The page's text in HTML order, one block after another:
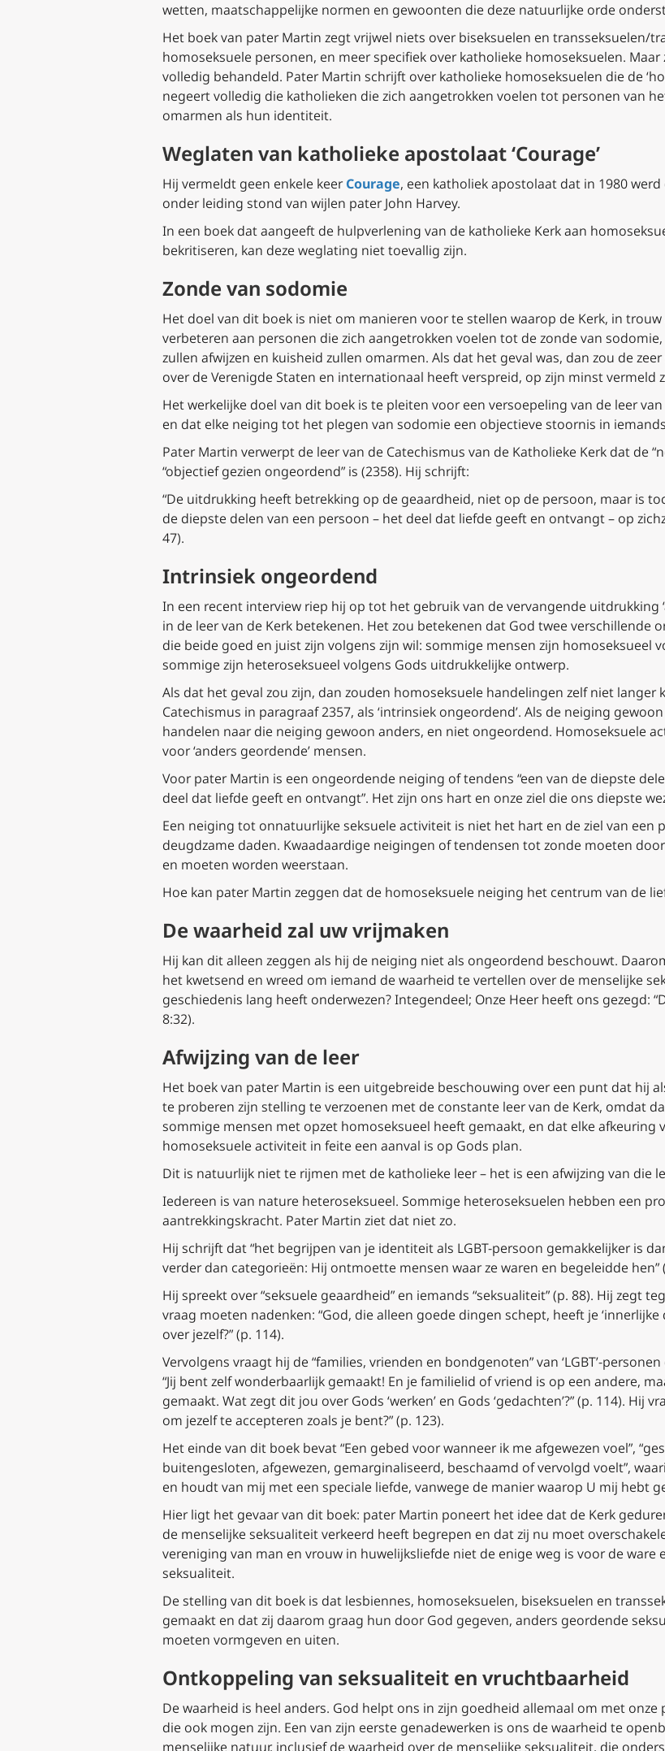
wetten, maatschappelijke normen en gewoonten die deze natuurlijke orde
Het boek van pater Martin zegt vrijwel niets over biseksuelen en transseksuelen/
homoseksuele personen, en meer specifiek over katholieke homoseksuelen.
volledig behandeld. Pater Martin schrijft over katholieke homoseksuelen die de
negeert volledig die katholieken die zich aangetrokken voelen tot personen van
omarmen als hun identiteit.
Weglaten van katholieke apostolaat ‘Courage’
Hij vermeldt geen enkele keerCourage, een katholiek apostolaat dat in 1980
onder leiding stond van wijlen pater John Harvey.
In een boek dat aangeeft de hulpverlening van de katholieke Kerk aan
bekritiseren, kan deze weglating niet toevallig zijn.
Zonde van sodomie
Het doel van dit boek is niet om manieren voor te stellen waarop de Kerk, in
verbeteren aan personen die zich aangetrokken voelen tot de zonde van
zullen afwijzen en kuisheid zullen omarmen. Als dat het geval was, dan zou de
over de Verenigde Staten en internationaal heeft verspreid, op zijn minst vermeld
Het werkelijke doel van dit boek is te pleiten voor een versoepeling van de leer
en dat elke neiging tot het plegen van sodomie een objectieve stoornis in
Pater Martin verwerpt de leer van de Catechismus van de Katholieke Kerk dat de
“objectief gezien ongeordend” is (2358). Hij schrijft:
“De uitdrukking heeft betrekking op de geaardheid, niet op de persoon, maar is
de diepste delen van een persoon – het deel dat liefde geeft en ontvangt – op
47).
Intrinsiek ongeordend
In een recent interview riep hij op tot het gebruik van de vervangende uitdrukking
in de leer van de Kerk betekenen. Het zou betekenen dat God twee verschillende
die beide goed en juist zijn volgens zijn wil: sommige mensen zijn homoseksueel
sommige zijn heteroseksueel volgens Gods uitdrukkelijke ontwerp.
Als dat het geval zou zijn, dan zouden homoseksuele handelingen zelf niet langer
Catechismus in paragraaf 2357, als ‘intrinsiek ongeordend’. Als de neiging gewoon
handelen naar die neiging gewoon anders, en niet ongeordend. Homoseksuele
voor ‘anders geordende’ mensen.
Voor pater Martin is een ongeordende neiging of tendens “een van de diepste
deel dat liefde geeft en ontvangt”. Het zijn ons hart en onze ziel die ons diepste
Een neiging tot onnatuurlijke seksuele activiteit is niet het hart en de ziel van
deugdzame daden. Kwaadaardige neigingen of tendensen tot zonde moeten
en moeten worden weerstaan.
Hoe kan pater Martin zeggen dat de homoseksuele neiging het centrum van de
De waarheid zal uw vrijmaken
Hij kan dit alleen zeggen als hij de neiging niet als ongeordend beschouwt.
het kwetsend en wreed om iemand de waarheid te vertellen over de menselijke
geschiedenis lang heeft onderwezen? Integendeel; Onze Heer heeft ons gezegd:
8:32).
Afwijzing van de leer
Het boek van pater Martin is een uitgebreide beschouwing over een punt dat hij
te proberen zijn stelling te verzoenen met de constante leer van de Kerk, omdat
sommige mensen met opzet homoseksueel heeft gemaakt, en dat elke afkeuring
homoseksuele activiteit in feite een aanval is op Gods plan.
Dit is natuurlijk niet te rijmen met de katholieke leer – het is een afwijzing van die
Iedereen is van nature heteroseksueel. Sommige heteroseksuelen hebben een
aantrekkingskracht. Pater Martin ziet dat niet zo.
Hij schrijft dat “het begrijpen van je identiteit als LGBT-persoon gemakkelijker is
verder dan categorieën: Hij ontmoette mensen waar ze waren en begeleidde hen”
Hij spreekt over “seksuele geaardheid” en iemands “seksualiteit” (p. 88). Hij zegt
vraag moeten nadenken: “God, die alleen goede dingen schept, heeft je
over jezelf?” (p. 114).
Vervolgens vraagt hij de “families, vrienden en bondgenoten” van ‘LGBT’-
“Jij bent zelf wonderbaarlijk gemaakt! En je familielid of vriend is op een andere,
gemaakt. Wat zegt dit jou over Gods ‘werken’ en Gods ‘gedachten’?” (p. 114). Hij
om jezelf te accepteren zoals je bent?” (p. 123).
Het einde van dit boek bevat “Een gebed voor wanneer ik me afgewezen voel”,
buitengesloten, afgewezen, gemarginaliseerd, beschaamd of vervolgd voelt”,
en houdt van mij met een speciale liefde, vanwege de manier waarop U mij hebt
Hier ligt het gevaar van dit boek: pater Martin poneert het idee dat de Kerk
de menselijke seksualiteit verkeerd heeft begrepen en dat zij nu moet
vereniging van man en vrouw in huwelijksliefde niet de enige weg is voor de
seksualiteit.
De stelling van dit boek is dat lesbiennes, homoseksuelen, biseksuelen en
gemaakt en dat zij daarom graag hun door God gegeven, anders geordende
moeten vormgeven en uiten.
Ontkoppeling van seksualiteit en vruchtbaarheid
De waarheid is heel anders. God helpt ons in zijn goedheid allemaal om met
die ook mogen zijn. Een van zijn eerste genadewerken is ons de waarheid te
menselijke natuur, inclusief de waarheid over de menselijke seksualiteit, die